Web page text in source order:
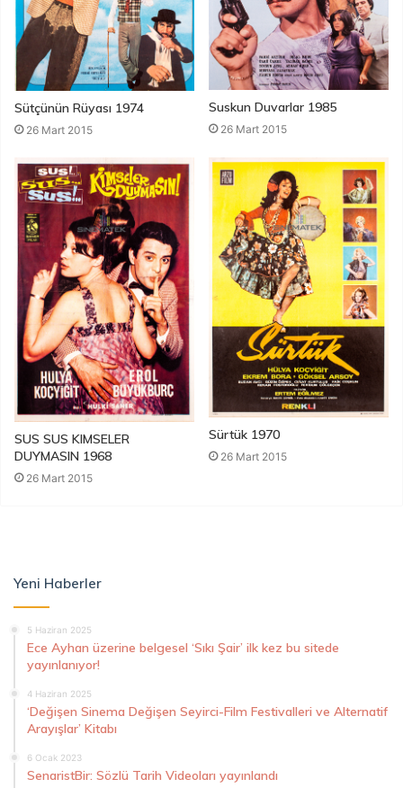
Sütçünün Rüyası 1974
26 Mart 2015
Suskun Duvarlar 1985
26 Mart 2015
SUS SUS KIMSELER
DUYMASIN 1968
26 Mart 2015
Sürtük 1970
26 Mart 2015
Yeni Haberler
5 Haziran 2025
Ece Ayhan üzerine belgesel ‘Sıkı Şair’ ilk kez bu sitede
yayınlanıyor!
4 Haziran 2025
‘Değişen Sinema Değişen Seyirci-Film Festivalleri ve Alternatif
Arayışlar’ Kitabı
6 Ocak 2023
SenaristBir: Sözlü Tarih Videoları yayınlandı